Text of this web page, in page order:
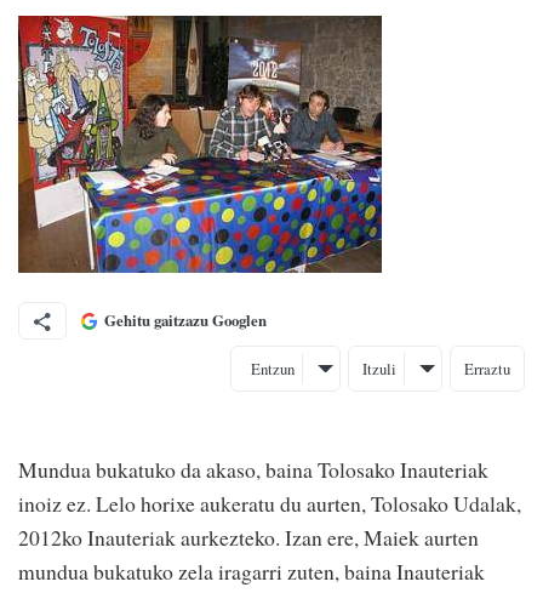
Gehitu gaitzazu Googlen
Entzun Itzuli Erraztu
Mundua bukatuko da akaso, baina Tolosako Inauteriak
inoiz ez. Lelo horixe aukeratu du aurten, Tolosako Udalak,
2012ko Inauteriak aurkezteko. Izan ere, Maiek aurten
mundua bukatuko zela iragarri zuten, baina Inauteriak